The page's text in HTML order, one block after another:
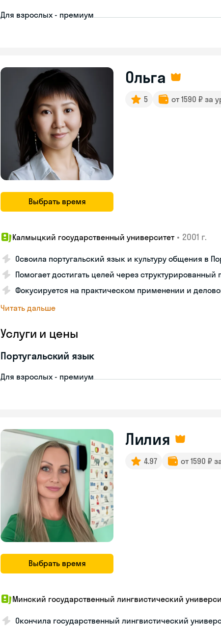
Для взрослых - премиум
Выбрать время
Ольга
5 от 1590 ₽ за
Калмыцкий государственный университет • 2001 г.
Освоила португальский язык и культуру общения в
Помогает достигать целей через структурированный
Фокусируется на практическом применении и
Читать дальше
Услуги и цены
Португальский язык
Для взрослых - премиум
Выбрать время
Лилия
4.97 от 1590 ₽
Минский государственный лингвистический
Окончила государственный лингвистический